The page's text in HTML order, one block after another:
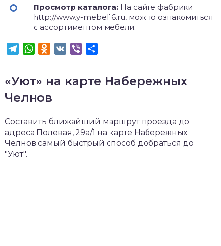
Просмотр каталога: На сайте фабрики
http://www.y-mebel16.ru, можно ознакомиться
с ассортиментом мебели.
TelegramWhatsApp
Odnoklassniki
VK Viber
«Уют» на карте Набережных
Челнов
Составить ближайший маршрут проезда до
адреса Полевая, 29а/1 на карте Набережных
Челнов самый быстрый способ добраться до
"Уют".